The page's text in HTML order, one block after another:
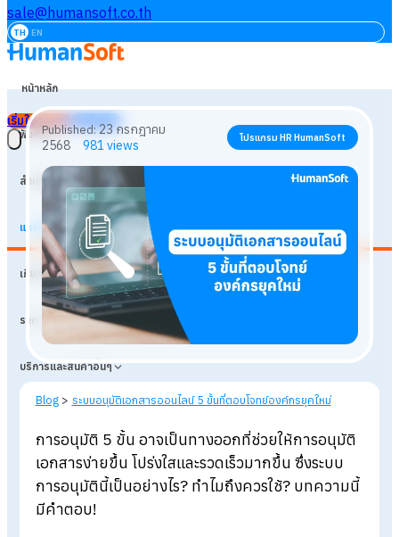
sale@humansoft.co.th
TH EN
หน้าหลัก
ฟังก์ชัน
สำหรับธุรกิจ
แหล่งเรียนรู้
เกี่ยวกับเรา
ราคา
บริการและสินค้าอื่นๆ
เริ่มใช้งานฟรี เข้าสู่ระบบ
Published:23 กรกฎาคม
2568 981views โปรแกรม HR HumanSoft